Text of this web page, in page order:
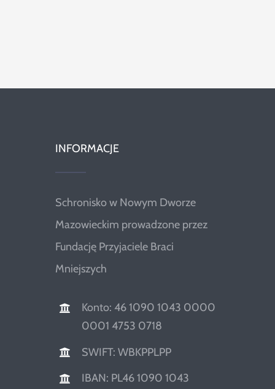
INFORMACJE
Schronisko w Nowym Dworze
Mazowieckim prowadzone przez
Fundację Przyjaciele Braci
Mniejszych
Konto: 46 1090 1043 0000
0001 4753 0718
SWIFT: WBKPPLPP
IBAN: PL46 1090 1043